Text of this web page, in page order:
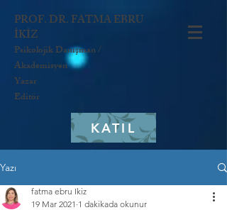
PROF. DR. FATMA EBRU
İKİZ
Psikolojik Danışman /
Akademisyen
Yazar
Editör
KATIL
Yazı
fatma ebru Ikiz
19 Mar 2021 1 dakikada okunur